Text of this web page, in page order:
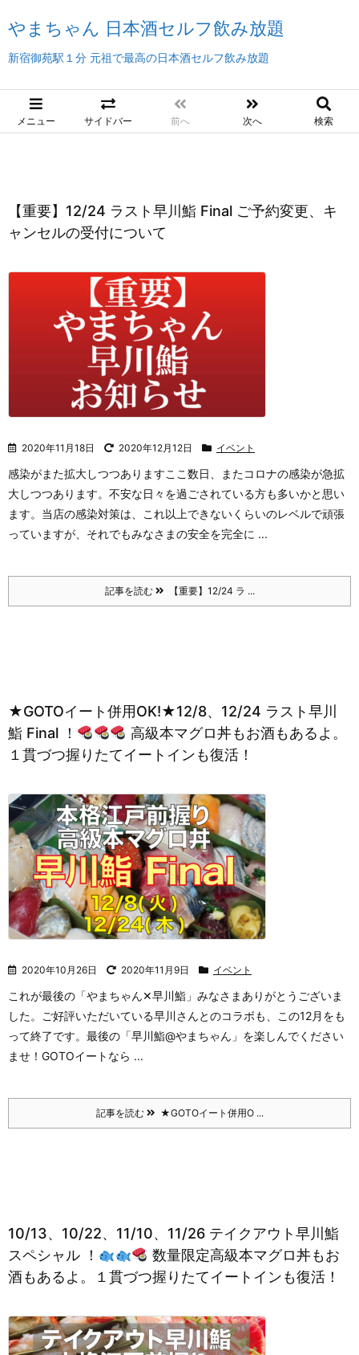
やまちゃん 日本酒セルフ飲み放題
新宿御苑駅１分 元祖で最高の日本酒セルフ飲み放題
メニュー サイドバー 前へ 次へ 検索
【重要】12/24 ラスト早川鮨 Final ご予約変更、キ
ャンセルの受付について
2020年11月18日 2020年12月12日 イベント
感染がまた拡大しつつありますここ数日、またコロナの感染が急拡
大しつつあります。不安な日々を過ごされている方も多いかと思い
ます。 当店の感染対策は、これ以上できないくらいのレベルで頑張
っていますが、それでもみなさまの安全を完全に ...
記事を読む 【重要】12/24 ラ ...
★GOTOイート併用OK!★12/8、12/24 ラスト早川
鮨 Final ！
高級本マグロ丼もお酒もあるよ。
１貫づつ握りたてイートインも復活！
2020年10月26日 2020年11月9日 イベント
これが最後の「やまちゃん✕早川鮨」 みなさまありがとうございま
した。
ご好評いただいている早川さんとのコラボも、この12月をも
って終了です。 最後の「早川鮨@やまちゃん」を楽しんでください
ませ！ GOTOイートなら ...
記事を読む ★GOTOイート併用O ...
10/13、10/22、11/10、11/26 テイクアウト早川鮨
スペシャル ！
数量限定高級本マグロ丼もお
酒もあるよ。１貫づつ握りたてイートインも復活！